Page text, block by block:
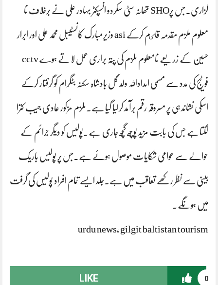
گزاری۔جس پرSHO تھانہ سٹی سکردو انسپکٹر بہادر علی نے برخلاف نا
معلوم ملزم مقدمہ قاٸم کرکے asi وزیرمبارک کانسٹیبل محمد علی اور ابرار
حسین کے زریعے نامعلوم ملزم کی پتہ براری عمل لاتے ہوے cctv
فوٹیج کی مدد سے مسمی امداداللہ ولد گل بادشاہ سکنہ بٹگرام کو گرفتار کرکے
اسکی نشاندہی پر مسروقہ رقم برآمد کرلیا گیا ہے۔ملزم مزکور عادی جیب کترا
لگتاہے جس کی بابت مزید پوچھ گچھ جاری ہے۔پولیس کو دیگر جرائم کے
حوالے سے عوامی شکایات موصول ہوئے ہے۔جس پر پولیس باریک
بینی سے نظر رکھے تعاقب میں ہے۔جلد ایسے تمام افراد پولیس کی گرفت
میں ہونگے۔
urdu news, gilgit baltistan tourism
0
LIKE